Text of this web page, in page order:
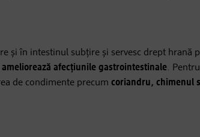
și în intestinul subțire și servesc drept hrană
afecțiunile gastrointestinale.
de condimente precum coriandru, chimenul